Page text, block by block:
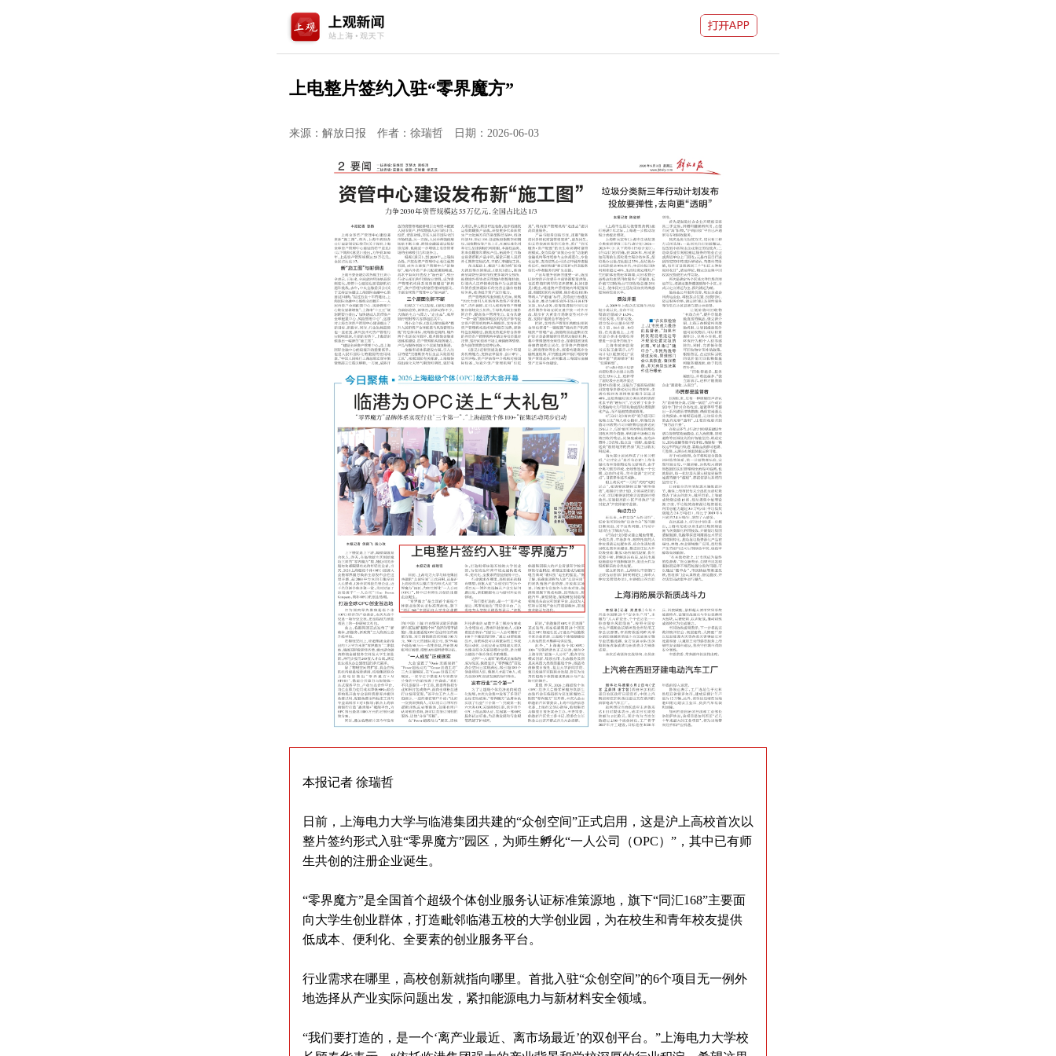
上电整片签约入驻“零界魔方”
来源：解放日报 作者：徐瑞哲 日期：2026-06-03
本报记者 徐瑞哲
日前，上海电力大学与临港集团共建的“众创空间”正式启用，这是沪上高校首次以
整片签约形式入驻“零界魔方”园区，为师生孵化“一人公司（OPC）”，其中已有师
生共创的注册企业诞生。
“零界魔方”是全国首个超级个体创业服务认证标准策源地，旗下“同汇168”主要面
向大学生创业群体，打造毗邻临港五校的大学创业园，为在校生和青年校友提供
低成本、便利化、全要素的创业服务平台。
行业需求在哪里，高校创新就指向哪里。首批入驻“众创空间”的6个项目无一例外
地选择从产业实际问题出发，紧扣能源电力与新材料安全领域。
“我们要打造的，是一个‘离产业最近、离市场最近’的双创平台。”上海电力大学校